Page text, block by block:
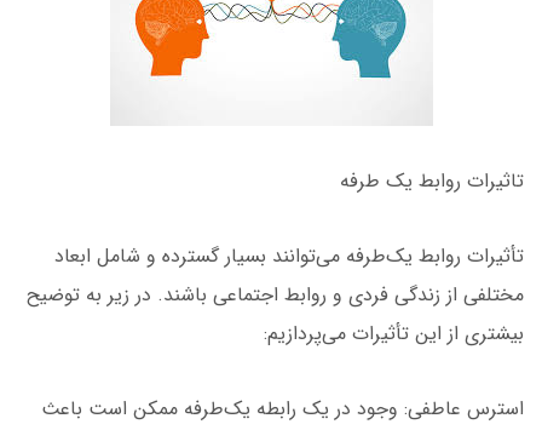
تاثیرات روابط یک طرفه
تأثیرات روابط یک‌طرفه می‌توانند بسیار گسترده و شامل ابعاد
مختلفی از زندگی فردی و روابط اجتماعی باشند. در زیر به توضیح
بیشتری از این تأثیرات می‌پردازیم:
استرس عاطفی: وجود در یک رابطه یک‌طرفه ممکن است باعث